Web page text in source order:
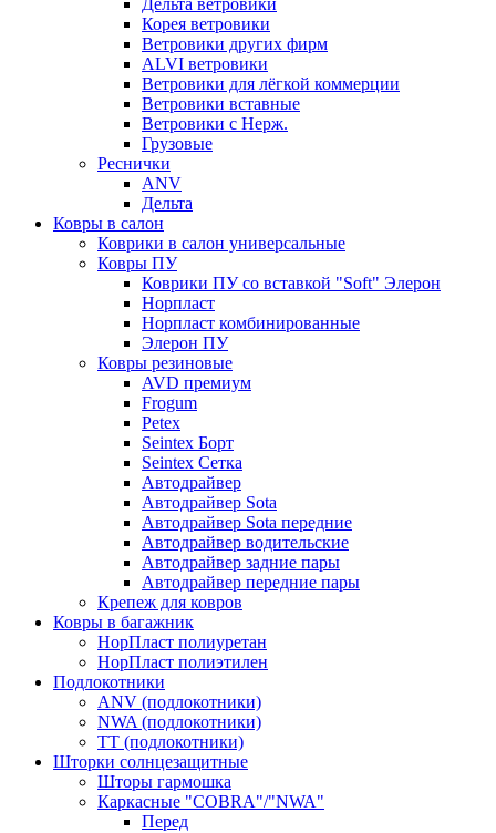
Дельта ветровики
Корея ветровики
Ветровики других фирм
ALVI ветровики
Ветровики для лёгкой коммерции
Ветровики вставные
Ветровики с Нерж.
Грузовые
Реснички
ANV
Дельта
Ковры в салон
Коврики в салон универсальные
Ковры ПУ
Коврики ПУ со вставкой "Soft" Элерон
Норпласт
Норпласт комбинированные
Элерон ПУ
Ковры резиновые
AVD премиум
Frogum
Petex
Seintex Борт
Seintex Сетка
Автодрайвер
Автодрайвер Sota
Автодрайвер Sota передние
Автодрайвер водительские
Автодрайвер задние пары
Автодрайвер передние пары
Крепеж для ковров
Ковры в багажник
НорПласт полиуретан
НорПласт полиэтилен
Подлокотники
ANV (подлокотники)
NWA (подлокотники)
TT (подлокотники)
Шторки солнцезащитные
Шторы гармошка
Каркасные "COBRA"/"NWA"
Перед